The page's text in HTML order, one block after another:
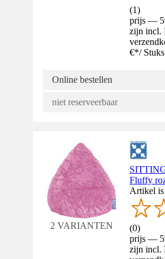
(1)
prijs —
zijn incl.
€*/ Stuks
Online bestellen
niet reserveerbaar
2 VARIANTEN
Fluffy
Artikel is
(0)
prijs —
zijn incl.